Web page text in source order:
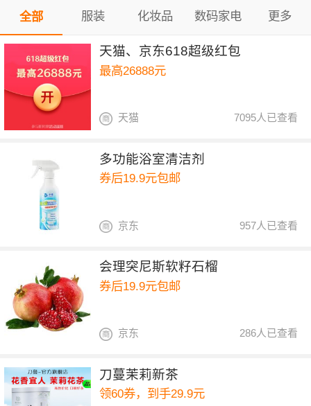
全部 服装 化妆品 数码家电 更多
天猫、京东618超级红包
最高26888元
7095人已查看
天猫
多功能浴室清洁剂
券后19.9元包邮
957人已查看
京东
会理突尼斯软籽石榴
券后19.9元包邮
286人已查看
京东
刀蔓茉莉新茶
领60券，到手29.9元